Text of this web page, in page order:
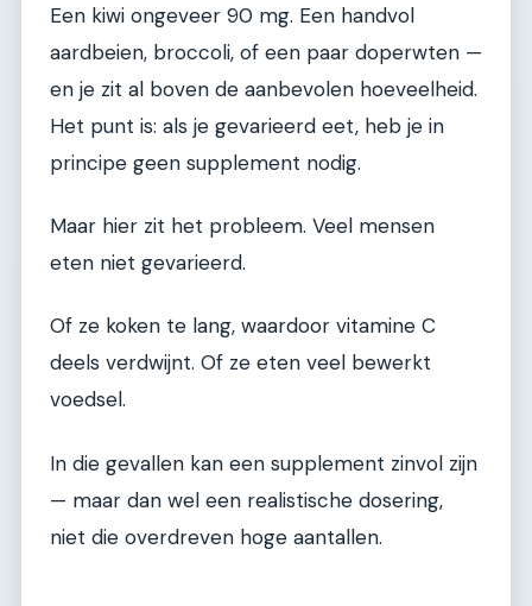
Een kiwi ongeveer 90 mg. Een handvol
aardbeien, broccoli, of een paar doperwten —
en je zit al boven de aanbevolen hoeveelheid.
Het punt is: als je gevarieerd eet, heb je in
principe geen supplement nodig.
Maar hier zit het probleem. Veel mensen
eten niet gevarieerd.
Of ze koken te lang, waardoor vitamine C
deels verdwijnt. Of ze eten veel bewerkt
voedsel.
In die gevallen kan een supplement zinvol zijn
— maar dan wel een realistische dosering,
niet die overdreven hoge aantallen.